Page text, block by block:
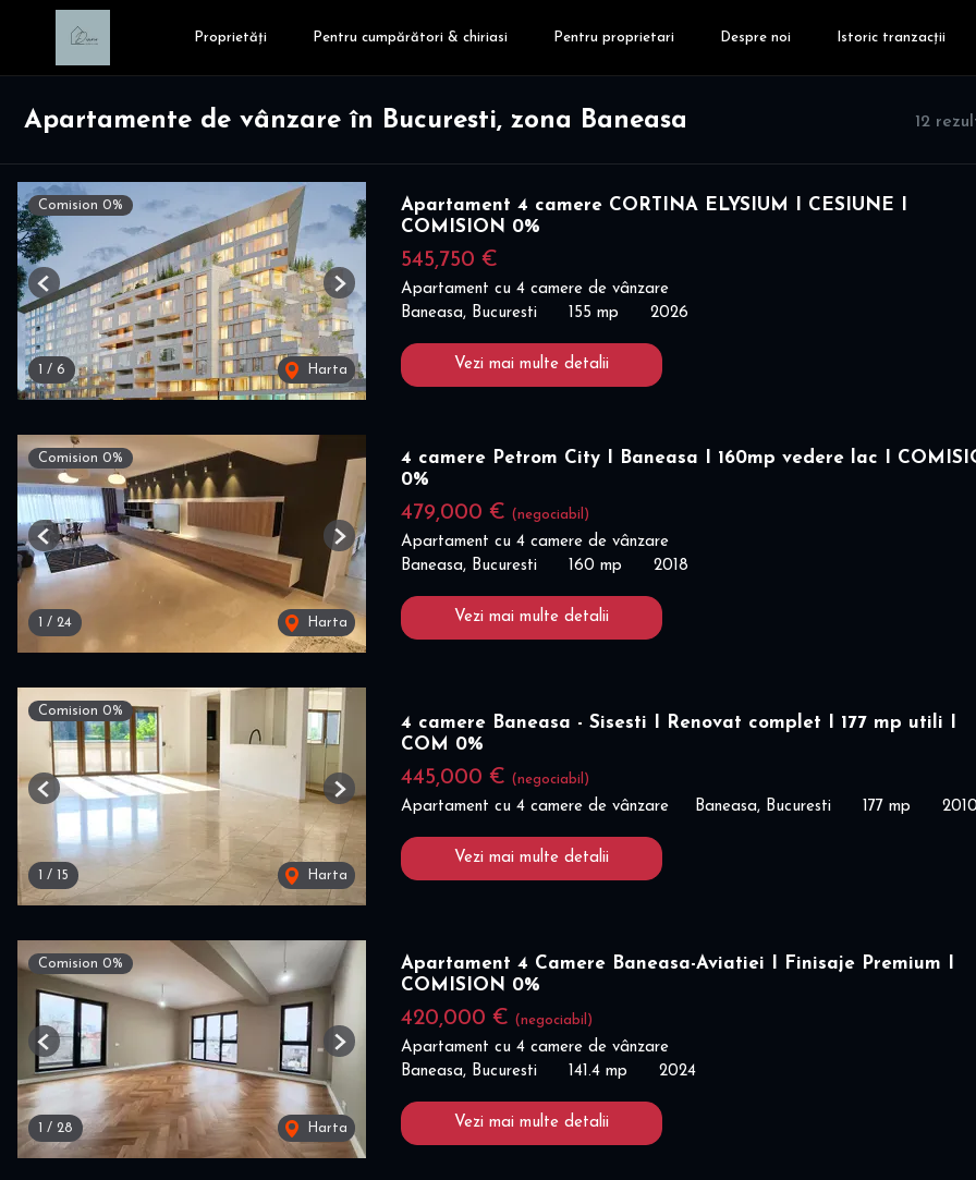
Proprietăți Pentru cumpărători & chiriasi Pentru proprietari Despre noi Istoric tranzacții
12
Apartamente de vânzare în Bucuresti, zona Baneasa
Comision 0%
1 / 6 Harta
Previous Next
Apartament 4 camere CORTINA ELYSIUM I CESIUNE I
COMISION 0%
545,750 €
Apartament cu 4 camere de vânzare
Baneasa, Bucuresti
155 mp 2026
Vezi mai multe detalii
Comision 0%
1 / 24 Harta
Previous Next
4 camere Petrom City I Baneasa I 160mp vedere lac I
0%
479,000 € (negociabil)
Apartament cu 4 camere de vânzare
Baneasa, Bucuresti
160 mp 2018
Vezi mai multe detalii
Comision 0%
1 / 15 Harta
Previous Next
4 camere Baneasa - Sisesti I Renovat complet I 177 mp utili I
COM 0%
445,000 € (negociabil)
Apartament cu 4 camere de vânzare Baneasa, Bucuresti 177 mp
Vezi mai multe detalii
Comision 0%
1 / 28 Harta
Previous Next
Apartament 4 Camere Baneasa-Aviatiei I Finisaje Premium I
COMISION 0%
420,000 € (negociabil)
Apartament cu 4 camere de vânzare
Baneasa, Bucuresti
141.4 mp 2024
Vezi mai multe detalii